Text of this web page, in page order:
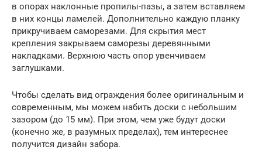
в опорах наклонные пропилы-пазы, а затем вставляем
в них концы ламелей. Дополнительно каждую планку
прикручиваем саморезами. Для скрытия мест
крепления закрываем саморезы деревянными
накладками. Верхнюю часть опор увенчиваем
заглушками.
Чтобы сделать вид ограждения более оригинальным и
современным, мы можем набить доски с небольшим
зазором (до 15 мм). При этом, чем уже будут доски
(конечно же, в разумных пределах), тем интереснее
получится дизайн забора.